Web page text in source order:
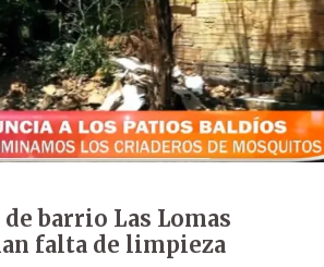
barrio Las Lomas
falta de limpieza